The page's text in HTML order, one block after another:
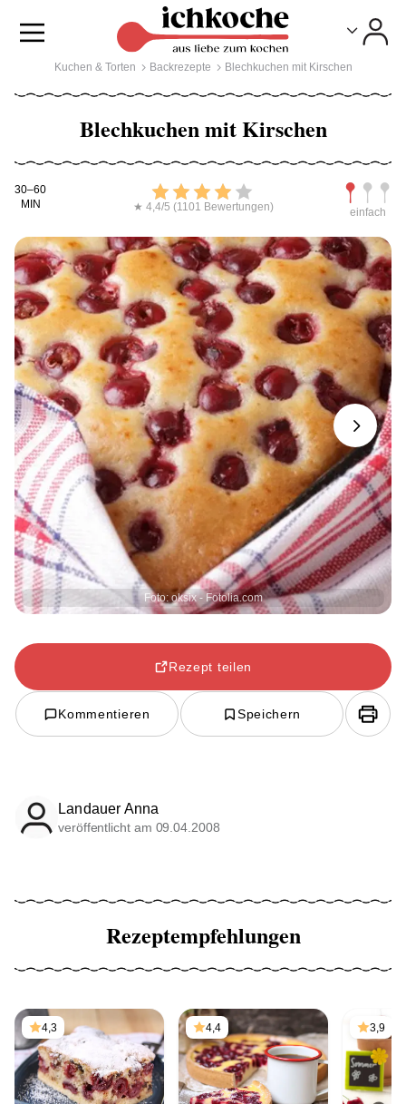
Kuchen & Torten Backrezepte Blechkuchen mit Kirschen
Blechkuchen mit Kirschen
Kochdauer
30–60
MIN
Bewerten
★ 4,4/5 (1101 Bewertungen) einfach
Foto: oksix - Fotolia.com
Next
Rezept teilen
Kommentieren Speichern
Landauer Anna
veröffentlicht am 09.04.2008
Rezeptempfehlungen
4,3 4,4 3,9